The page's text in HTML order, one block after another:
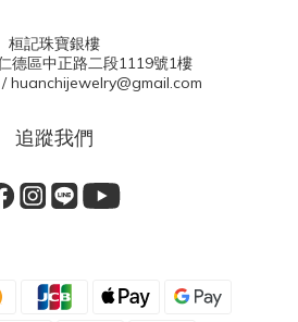
桓記珠寶銀樓
德區中正路二段1119號1樓
huanchijewelry@gmail.com
追蹤我們